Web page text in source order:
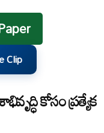
Clip
కోసం ప్రత్యేక